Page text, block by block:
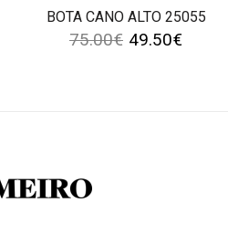
BOTA CANO ALTO 25055
75.00€ 49.50€